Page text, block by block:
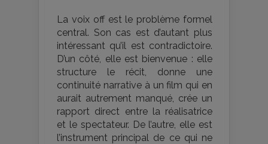
La voix off est le problème formel
central. Son cas est d’autant plus
intéressant qu’il est contradictoire.
D’un côté, elle est bienvenue : elle
structure le récit, donne une
continuité narrative à un film qui en
aurait autrement manqué, crée un
rapport direct entre la réalisatrice
et le spectateur. De l’autre, elle est
l’instrument principal de ce qui ne